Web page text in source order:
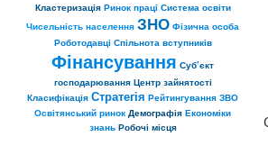
Кластеризація Ринок праці Система освіти
Чисельність населення ЗНО Фізична особа
Роботодавці Спільнота вступників
Фінансування Суб’єкт
господарювання Центр зайнятості
Класифікація Стратегія Рейтингування ЗВО
Освітянський ринок Демографія Економіки
знань Робочі місця